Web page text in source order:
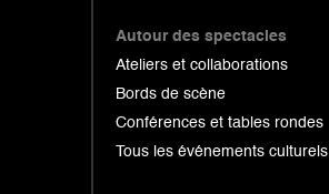
Autour des spectacles
Ateliers et collaborations
Bords de scène
Conférences et tables rondes
Tous les événements culturels